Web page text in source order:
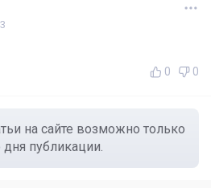
0 0
на сайте возможно только
дня публикации.